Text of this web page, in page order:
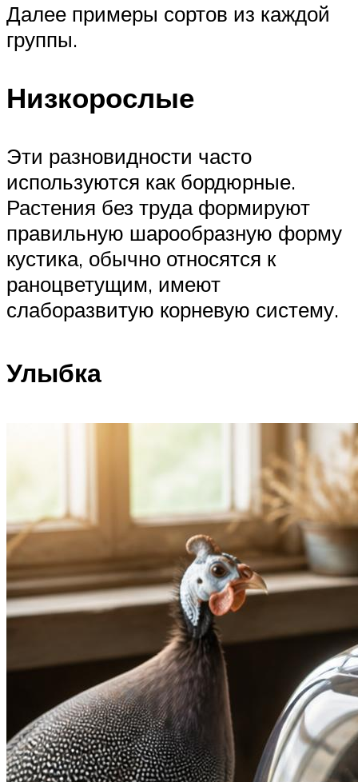
Далее примеры сортов из каждой
группы.
Низкорослые
Эти разновидности часто
используются как бордюрные.
Растения без труда формируют
правильную шарообразную форму
кустика, обычно относятся к
раноцветущим, имеют
слаборазвитую корневую систему.
Улыбка